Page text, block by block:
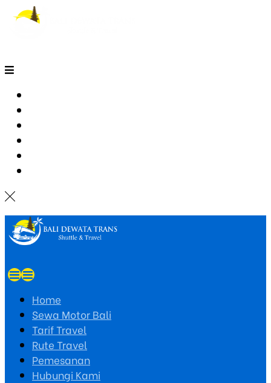
Home
Sewa Motor Bali
Tarif Travel
Rute Travel
Pemesanan
Hubungi Kami